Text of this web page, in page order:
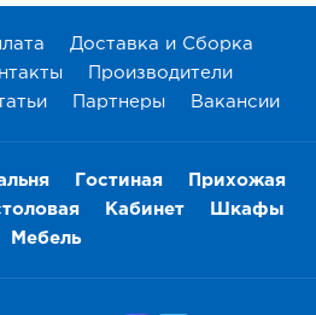
Доставка и Сборка
Производители
Партнеры Вакансии
Гостиная
Прихожая
Кабинет
Шкафы
Мебель